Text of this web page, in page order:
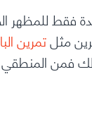
فقط
مثلتمرين
فمن